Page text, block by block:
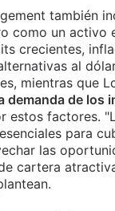
también
como un activo
crecientes,
al
mientras que
demanda de los
estos factores.
para
las
cartera